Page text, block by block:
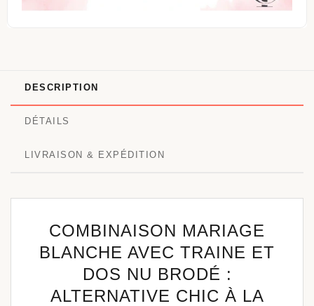
DESCRIPTION
DÉTAILS
LIVRAISON & EXPÉDITION
COMBINAISON MARIAGE
BLANCHE AVEC TRAINE ET
DOS NU BRODÉ :
ALTERNATIVE CHIC À LA